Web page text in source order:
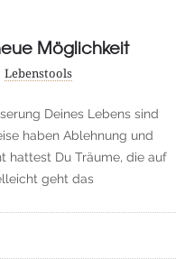
Möglichkeit
Lebenstools
Deines Lebens sind
haben Ablehnung und
hattest Du Träume, die auf
geht das